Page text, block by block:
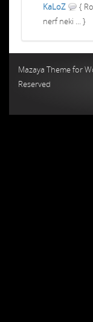
KaLoZ
{
nerf neki ... }
Mazaya Theme for
Reserved